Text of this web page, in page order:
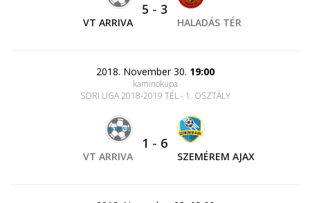
VT ARRIVA
5 - 3
HALADÁS TÉR
2018. November 30. 19:00
kaminokupa
SORI LIGA 2018-2019 TÉL - 1. OSZTÁLY
VT ARRIVA
1 - 6
SZEMÉREM AJAX